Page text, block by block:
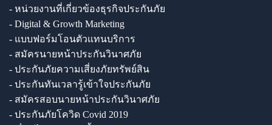
- หน่วยงานที่เกี่ยวข้องธุรกิจประกันภัย
- Digital & Growth Marketing
- แบบฟอร์มโอนตัวแทนบริการ
- สมัครนายหน้าประกันวินาศภัย
- ประกันภัยความเสี่ยงภัยทรัพย์สิน
- ประกันทันเวลารู้เข้าใจประกันภัย
- สมัครสอบนายหน้าประกันวินาศภัย
- ประกันภัยโควิด Covid 2019